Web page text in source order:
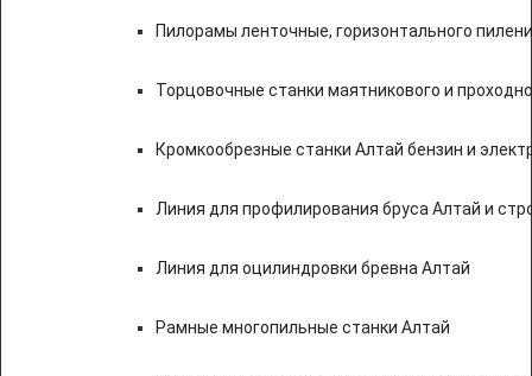
Пилорамы ленточные, горизонтального
Торцовочные станки маятникового и
Кромкообрезные станки Алтай бензин и
Линия для профилирования бруса Алтай и
Линия для оцилиндровки бревна Алтай
Рамные многопильные станки Алтай